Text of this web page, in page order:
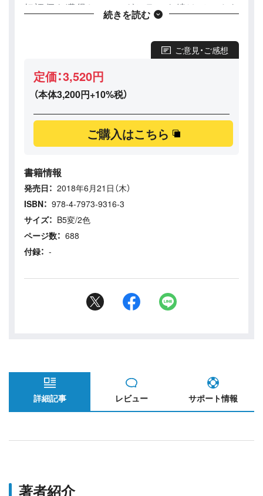
好評価を獲得し、ロングセラーを続けているタ
イトルの改訂です。高価格帯の商品ですが、前
版をお持ちの読者の買い替え需要も期待でき
続きを読む
ご意見・ご感想
定価：3,520円
（本体3,200円+10%税）
ご購入はこちら
書籍情報
発売日： 2018年6月21日（木）
ISBN： 978-4-7973-9316-3
サイズ： B5変/2色
ページ数： 688
付録： -
詳細記事 レビュー サポート情報
著者紹介